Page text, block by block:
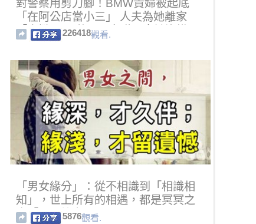
對警察用剪刀腳！BMW貴婦被起底
「在阿公店當小三」 人夫為她離家
「豪撒4200萬」子女嘆：拿她沒轍
226418觀看.
「男女緣分」：從不相識到「相識相
知」，世上所有的相遇，都是冥冥之
中「早已註定」....！
5876觀看.